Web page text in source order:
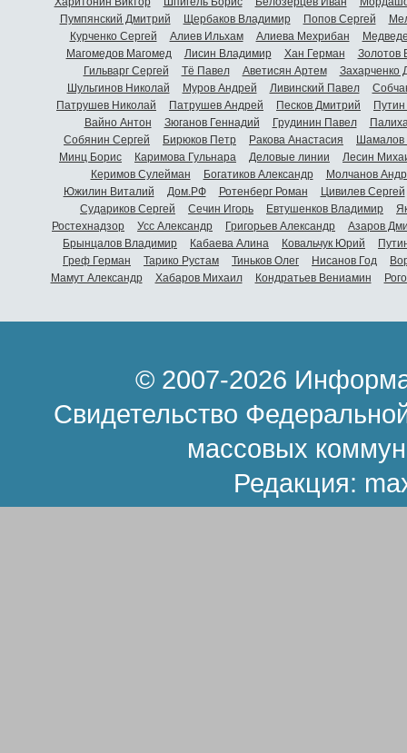
Пумпянский Дмитрий
Щербаков Владимир Попов Сергей
Курченко Сергей
Алиев Ильхам Алиева Мехрибан
Магомедов Магомед
Лисин Владимир Хан Герман
Золотов
Гильварг Сергей
Тё Павел Аветисян Артем
Захарченко
Шульгинов Николай
Муров Андрей Ливинский Павел
Патрушев Николай
Патрушев Андрей Песков Дмитрий
Вайно Антон
Зюганов Геннадий Грудинин Павел
Собянин Сергей
Бирюков Петр Ракова Анастасия
Шамалов
Минц Борис
Каримова Гульнара Деловые линии
Лесин
Керимов Сулейман
Богатиков Александр
Молчанов
Южилин Виталий
Дом.РФ Ротенберг Роман
Цивилев Сергей
Судариков Сергей
Сечин Игорь Евтушенков Владимир
Ростехнадзор
Усс Александр Григорьев Александр
Азаров
Брынцалов Владимир
Кабаева Алина Ковальчук Юрий
Греф Герман
Тарико Рустам Тиньков Олег Нисанов Год
Мамут Александр
Хабаров Михаил Кондратьев Вениамин
© 2007-2026
Свидетельство
массовых
Редакция: